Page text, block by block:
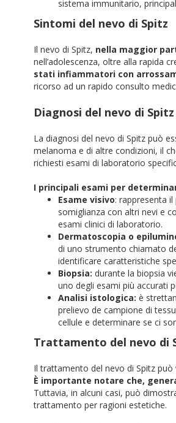
sistema immunitario,
Sintomi del nevo di Spitz
Il nevo di Spitz, nella maggior
nell’adolescenza, oltre alla rapida
stati infiammatori con
ricorso ad un rapido consulto
Diagnosi del nevo di Spitz
La diagnosi del nevo di Spitz può
melanoma e di altre condizioni, il
richiesti esami di laboratorio
I principali esami per
Esame visivo: rappresenta
somiglianza con altri nevi e
esami clinici di laboratorio.
Dermatoscopia o
di uno strumento chiamato
identificare caratteristiche
Biopsia: durante la biopsia
uno degli esami più accurati
Analisi istologica: è
prelievo de campione di
cellule e determinare se ci
Trattamento del nevo di
Il trattamento del nevo di Spitz
È importante notare che,
Tuttavia, in alcuni casi, può
trattamento per ragioni estetiche.